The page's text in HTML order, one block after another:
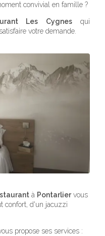
convivial en famille ?
Les Cygnesqui
votre demande.
à Pontarliervous
confort, d'un jacuzzi
propose ses services :